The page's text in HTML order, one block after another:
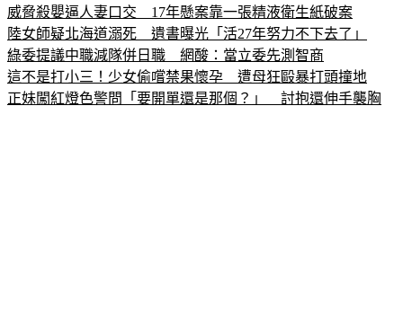
威脅殺嬰逼人妻口交　17年懸案靠一張精液衛生紙破案
陸女師疑北海道溺死　遺書曝光「活27年努力不下去了」
綠委提議中職減隊併日職　網酸：當立委先測智商
這不是打小三！少女偷嚐禁果懷孕　遭母狂毆暴打頭撞地
正妹闖紅燈色警問「要開單還是那個？」　討抱還伸手襲胸